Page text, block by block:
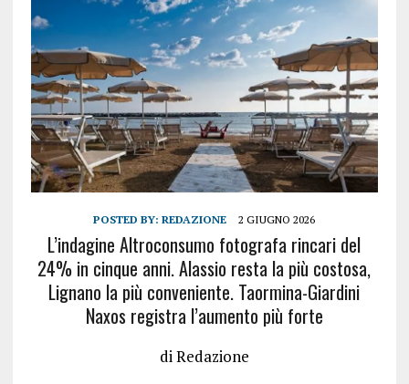
POSTED BY:REDAZIONE 2 GIUGNO 2026
L’indagine Altroconsumo fotografa rincari del
24% in cinque anni. Alassio resta la più costosa,
Lignano la più conveniente. Taormina-Giardini
Naxos registra l’aumento più forte
di Redazione